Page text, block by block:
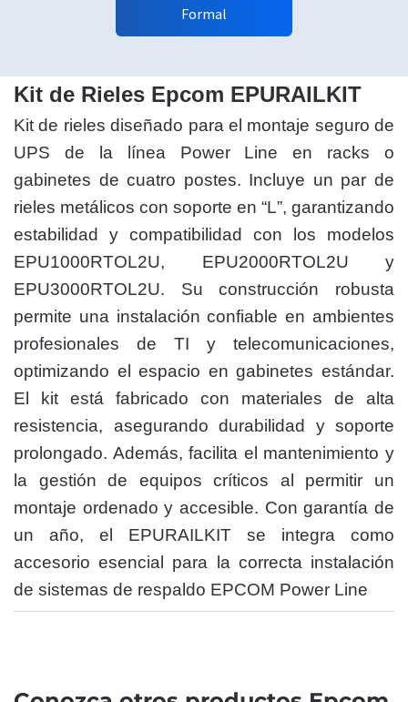
Formal
Kit de Rieles Epcom EPURAILKIT
Kit de rieles diseñado para el montaje seguro de
UPS de la línea Power Line en racks o
gabinetes de cuatro postes. Incluye un par de
rieles metálicos con soporte en “L”, garantizando
estabilidad y compatibilidad con los modelos
EPU1000RTOL2U, EPU2000RTOL2U y
EPU3000RTOL2U. Su construcción robusta
permite una instalación confiable en ambientes
profesionales de TI y telecomunicaciones,
optimizando el espacio en gabinetes estándar.
El kit está fabricado con materiales de alta
resistencia, asegurando durabilidad y soporte
prolongado. Además, facilita el mantenimiento y
la gestión de equipos críticos al permitir un
montaje ordenado y accesible. Con garantía de
un año, el EPURAILKIT se integra como
accesorio esencial para la correcta instalación
de sistemas de respaldo EPCOM Power Line